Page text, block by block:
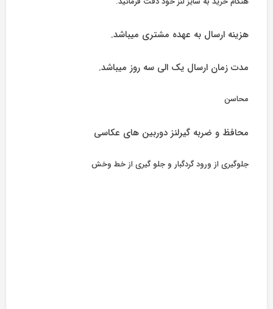
هزینه ارسال به عهده مشتری میباشد.
مدت زمان ارسال یک الی سه روز میباشد.
محاسن
محافظ و ضربه گیرلنز دوربین های عکاسی
جلوگیری از ورود گردگبار و جلو گیری از خط وخش